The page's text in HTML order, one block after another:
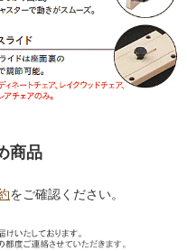
商品
をご確認ください。